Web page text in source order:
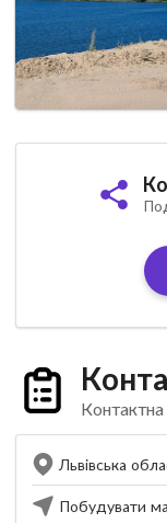
Львівська
Побудувати